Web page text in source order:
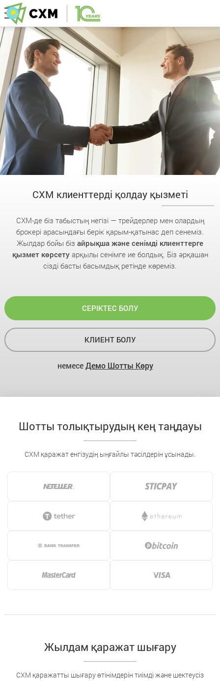
CXM клиенттерді қолдау қызметі
CXM-де біз табыстың негізі — трейдерлер мен олардың
брокері арасындағы берік қарым-қатынас деп сенеміз.
Жылдар бойы біз айрықша және сенімді клиенттерге
қызмет көрсетуарқылы сенімге ие болдық. Біз әрқашан
сізді басты басымдық ретінде көреміз.
СЕРІКТЕС БОЛУ
КЛИЕНТ БОЛУ
немесеДемо Шотты Көру
Шотты толықтырудың кең таңдауы
CXM қаражат енгізудің ыңғайлы тәсілдерін ұсынады.
Жылдам қаражат шығару
CXM қаражатты шығару өтінімдерін тиімді және шектеусіз